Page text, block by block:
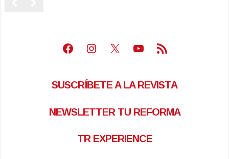
Facebook
Instagram
X Youtube
Feed RSS
SUSCRÍBETE A LA REVISTA
NEWSLETTER TU REFORMA
TR EXPERIENCE